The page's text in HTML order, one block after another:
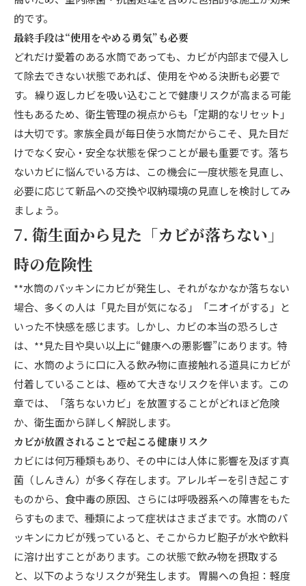
的です。
最終手段は“使用をやめる勇気”も必要
どれだけ愛着のある水筒であっても、カビが内部まで侵入し
て除去できない状態であれば、使用をやめる決断も必要で
す。 繰り返しカビを吸い込むことで健康リスクが高まる可能
性もあるため、衛生管理の視点からも「定期的なリセット」
は大切です。家族全員が毎日使う水筒だからこそ、見た目だ
けでなく安心・安全な状態を保つことが最も重要です。落ち
ないカビに悩んでいる方は、この機会に一度状態を見直し、
必要に応じて新品への交換や収納環境の見直しを検討してみ
ましょう。
7. 衛生面から見た「カビが落ちない」
時の危険性
**水筒のパッキンにカビが発生し、それがなかなか落ちない
場合、多くの人は「見た目が気になる」「ニオイがする」と
いった不快感を感じます。しかし、カビの本当の恐ろしさ
は、**見た目や臭い以上に“健康への悪影響”にあります。特
に、水筒のように口に入る飲み物に直接触れる道具にカビが
付着していることは、極めて大きなリスクを伴います。この
章では、「落ちないカビ」を放置することがどれほど危険
か、衛生面から詳しく解説します。
カビが放置されることで起こる健康リスク
カビには何万種類もあり、その中には人体に影響を及ぼす真
菌（しんきん）が多く存在します。アレルギーを引き起こす
ものから、食中毒の原因、さらには呼吸器系への障害をもた
らすものまで、種類によって症状はさまざまです。水筒のパ
ッキンにカビが残っていると、そこからカビ胞子が水や飲料
に溶け出すことがあります。この状態で飲み物を摂取する
と、以下のようなリスクが発生します。 胃腸への負担：軽度